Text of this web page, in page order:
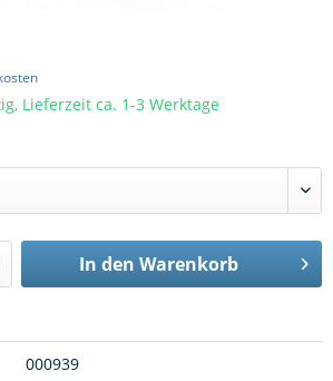
Lieferzeit ca. 1-3 Werktage
In den Warenkorb
000939